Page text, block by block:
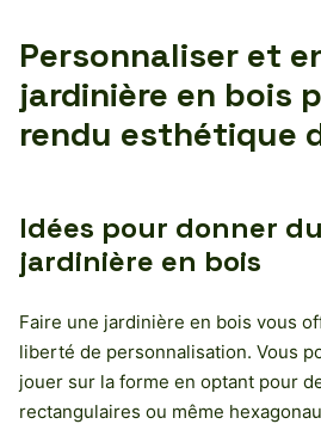
Personnaliser et
jardinière en bois
rendu esthétique
Idées pour donner
jardinière en bois
Faire une jardinière en bois vous
liberté de personnalisation. Vous
jouer sur la forme en optant pour
rectangulaires ou même